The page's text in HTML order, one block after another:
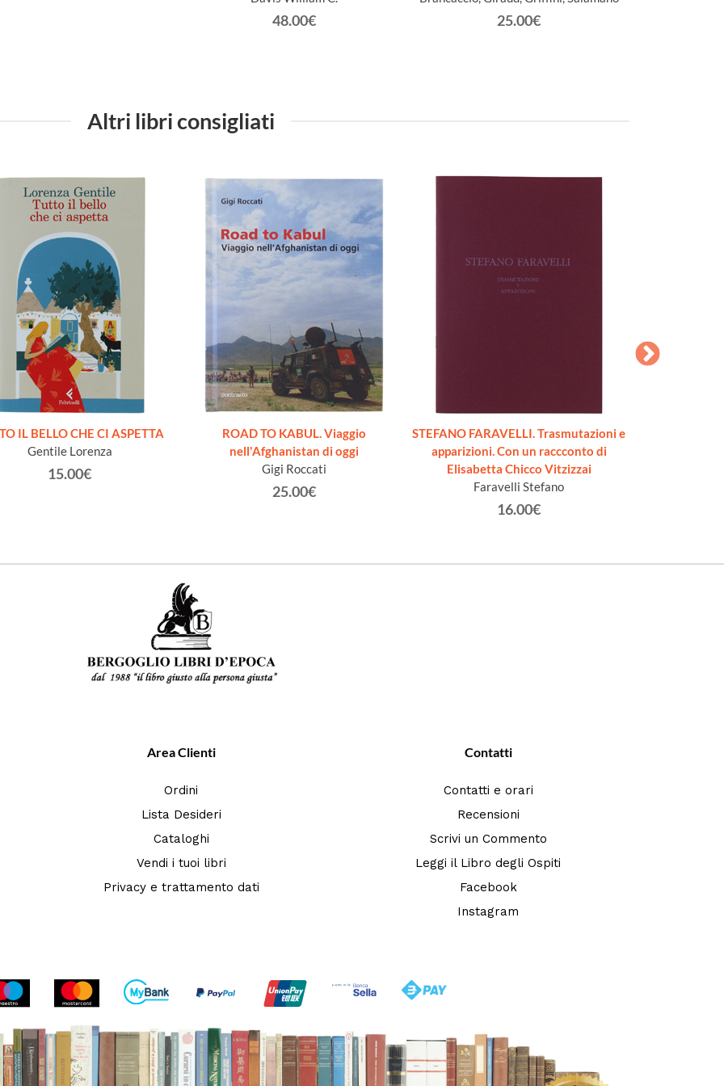
48.00€ 25.00€
Altri libri consigliati
IL BELLO CHE CI ASPETTA
Gentile Lorenza
15.00€
ROAD TO KABUL. Viaggio
nell'Afghanistan di oggi
Gigi Roccati
25.00€
STEFANO FARAVELLI. Trasmutazioni e
apparizioni. Con un raccconto di
Elisabetta Chicco Vitzizzai
Faravelli Stefano
16.00€
Area Clienti
Ordini
Lista Desideri
Cataloghi
Vendi i tuoi libri
Privacy e trattamento dati
Contatti
Contatti e orari
Recensioni
Scrivi un Commento
Leggi il Libro degli Ospiti
Facebook
Instagram